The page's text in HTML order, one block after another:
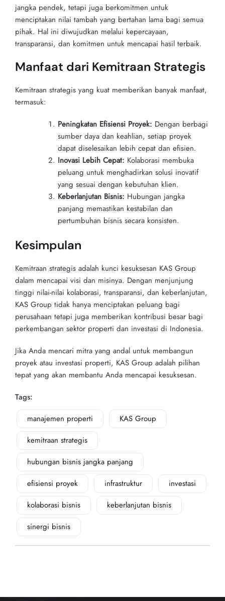
jangka pendek, tetapi juga berkomitmen untuk
menciptakan nilai tambah yang bertahan lama bagi semua
pihak. Hal ini diwujudkan melalui kepercayaan,
transparansi, dan komitmen untuk mencapai hasil terbaik.
Manfaat dari Kemitraan Strategis
Kemitraan strategis yang kuat memberikan banyak manfaat,
termasuk:
Peningkatan Efisiensi Proyek: Dengan berbagi
sumber daya dan keahlian, setiap proyek
dapat diselesaikan lebih cepat dan efisien.
Inovasi Lebih Cepat: Kolaborasi membuka
peluang untuk menghadirkan solusi inovatif
yang sesuai dengan kebutuhan klien.
Keberlanjutan Bisnis: Hubungan jangka
panjang memastikan kestabilan dan
pertumbuhan bisnis secara konsisten.
Kesimpulan
Kemitraan strategis adalah kunci kesuksesan KAS Group
dalam mencapai visi dan misinya. Dengan menjunjung
tinggi nilai-nilai kolaborasi, transparansi, dan keberlanjutan,
KAS Group tidak hanya menciptakan peluang bagi
perusahaan tetapi juga memberikan kontribusi besar bagi
perkembangan sektor properti dan investasi di Indonesia.
Jika Anda mencari mitra yang andal untuk membangun
proyek atau investasi properti, KAS Group adalah pilihan
tepat yang akan membantu Anda mencapai kesuksesan.
Tags:
manajemen properti
KAS Group
kemitraan strategis
hubungan bisnis jangka panjang
efisiensi proyek
infrastruktur
investasi
kolaborasi bisnis
keberlanjutan bisnis
sinergi bisnis